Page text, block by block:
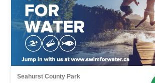
Seahurst County Park